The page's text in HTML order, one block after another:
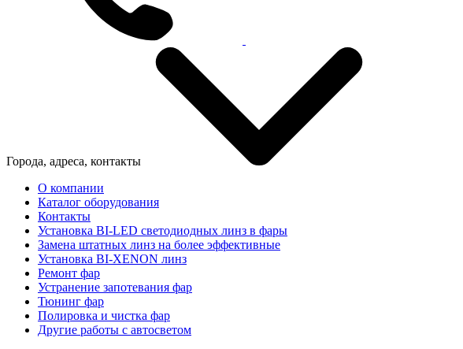
Города, адреса, контакты
О компании
Каталог оборудования
Контакты
Установка BI-LED светодиодных линз в фары
Замена штатных линз на более эффективные
Установка BI-XENON линз
Ремонт фар
Устранение запотевания фар
Тюнинг фар
Полировка и чистка фар
Другие работы с автосветом